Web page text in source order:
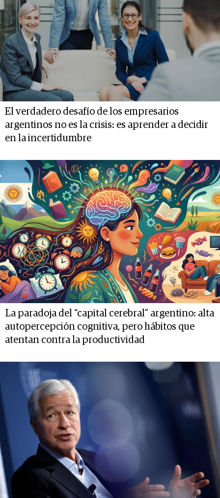
El verdadero desafío de los empresarios
argentinos no es la crisis: es aprender a decidir
en la incertidumbre
La paradoja del “capital cerebral” argentino: alta
autopercepción cognitiva, pero hábitos que
atentan contra la productividad